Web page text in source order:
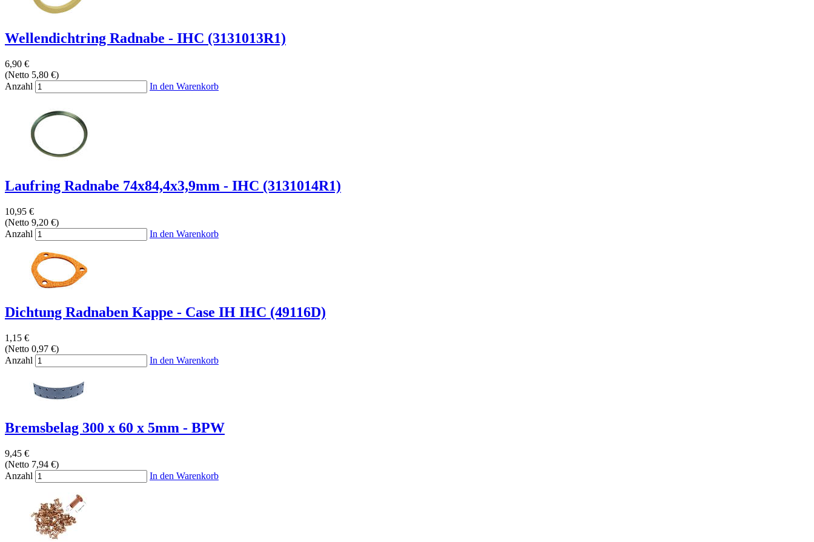
Wellendichtring Radnabe - IHC (3131013R1)
6,90 €
(Netto 5,80 €)
Anzahl
In den Warenkorb
Laufring Radnabe 74x84,4x3,9mm - IHC (3131014R1)
10,95 €
(Netto 9,20 €)
Anzahl
In den Warenkorb
Dichtung Radnaben Kappe - Case IH IHC (49116D)
1,15 €
(Netto 0,97 €)
Anzahl
In den Warenkorb
Bremsbelag 300 x 60 x 5mm - BPW
9,45 €
(Netto 7,94 €)
Anzahl
In den Warenkorb